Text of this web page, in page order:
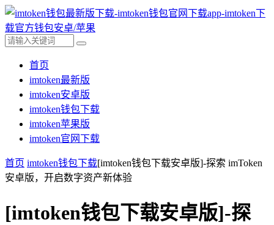
首页
imtoken最新版
imtoken安卓版
imtoken钱包下载
imtoken苹果版
imtoken官网下载
首页 imtoken钱包下载[imtoken钱包下载安卓版]-探索 imToken
安卓版，开启数字资产新体验
[imtoken钱包下载安卓版]-探